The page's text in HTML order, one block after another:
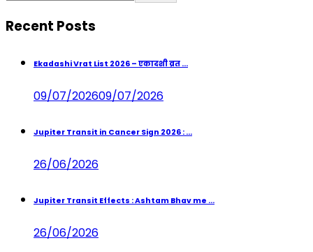
Recent Posts
Ekadashi Vrat List 2026 – एकादशी व्रत ...
09/07/202609/07/2026
Jupiter Transit in Cancer Sign 2026 : ...
26/06/2026
Jupiter Transit Effects : Ashtam Bhav me ...
26/06/2026